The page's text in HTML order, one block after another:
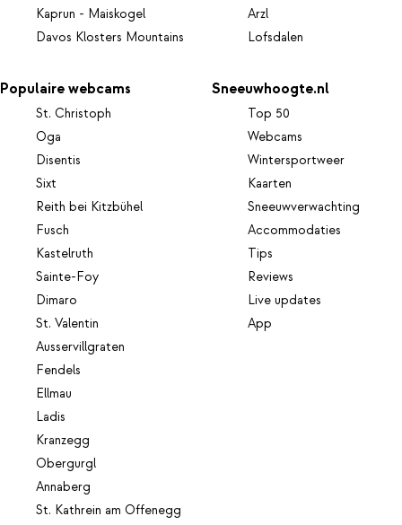
Kaprun - Maiskogel
Davos Klosters Mountains
Arzl
Lofsdalen
Populaire webcams
St. Christoph
Oga
Disentis
Sixt
Reith bei Kitzbühel
Fusch
Kastelruth
Sainte-Foy
Dimaro
St. Valentin
Ausservillgraten
Fendels
Ellmau
Ladis
Kranzegg
Obergurgl
Annaberg
St. Kathrein am Offenegg
Sneeuwhoogte.nl
Top 50
Webcams
Wintersportweer
Kaarten
Sneeuwverwachting
Accommodaties
Tips
Reviews
Live updates
App